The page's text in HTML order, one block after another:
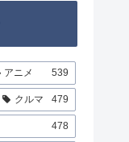
アニメ 539
クルマ 479
478